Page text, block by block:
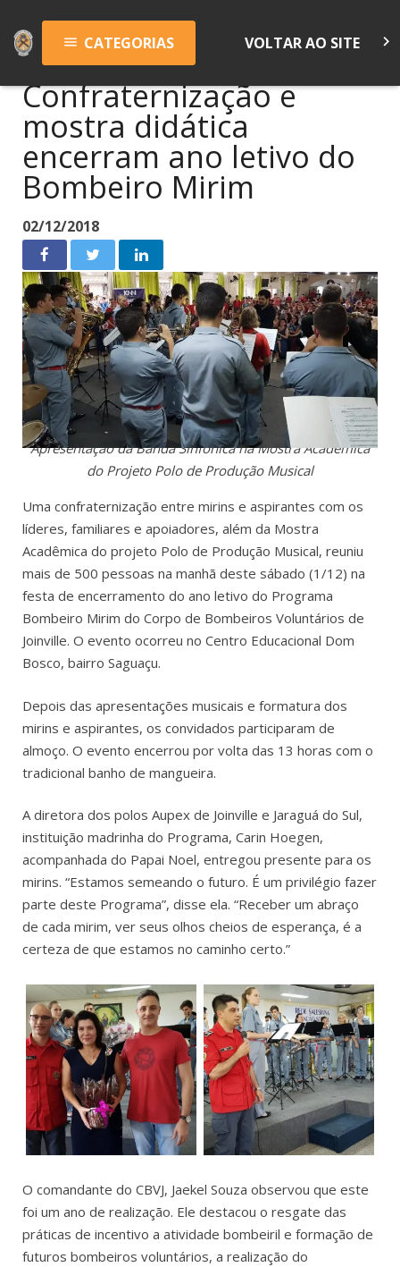
menu CATEGORIAS VOLTAR AO SITE keyboard_arrow_right
Confraternização e
mostra didática
encerram ano letivo do
Bombeiro Mirim
02/12/2018
Apresentação da Banda Sinfônica na Mostra Acadêmica
do Projeto Polo de Produção Musical
Uma confraternização entre mirins e aspirantes com os
líderes, familiares e apoiadores, além da Mostra
Acadêmica do projeto Polo de Produção Musical, reuniu
mais de 500 pessoas na manhã deste sábado (1/12) na
festa de encerramento do ano letivo do Programa
Bombeiro Mirim do Corpo de Bombeiros Voluntários de
Joinville. O evento ocorreu no Centro Educacional Dom
Bosco, bairro Saguaçu.
Depois das apresentações musicais e formatura dos
mirins e aspirantes, os convidados participaram de
almoço. O evento encerrou por volta das 13 horas com o
tradicional banho de mangueira.
A diretora dos polos Aupex de Joinville e Jaraguá do Sul,
instituição madrinha do Programa, Carin Hoegen,
acompanhada do Papai Noel, entregou presente para os
mirins. “Estamos semeando o futuro. É um privilégio fazer
parte deste Programa”, disse ela. “Receber um abraço
de cada mirim, ver seus olhos cheios de esperança, é a
certeza de que estamos no caminho certo.”
O comandante do CBVJ, Jaekel Souza observou que este
foi um ano de realização. Ele destacou o resgate das
práticas de incentivo a atividade bombeiril e formação de
futuros bombeiros voluntários, a realização do